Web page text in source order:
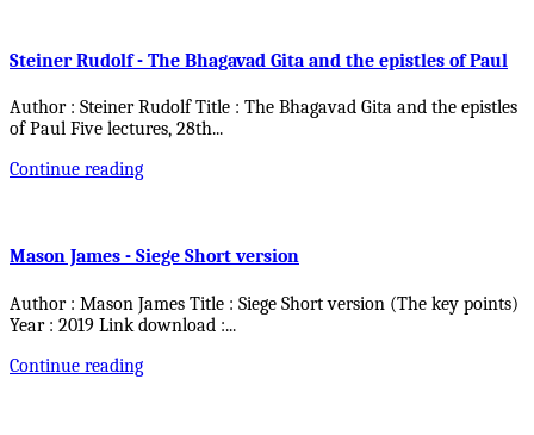
Steiner Rudolf - The Bhagavad Gita and the epistles of Paul
Author : Steiner Rudolf Title : The Bhagavad Gita and the epistles
of Paul Five lectures, 28th...
Continue reading
Mason James - Siege Short version
Author : Mason James Title : Siege Short version (The key points)
Year : 2019 Link download :...
Continue reading